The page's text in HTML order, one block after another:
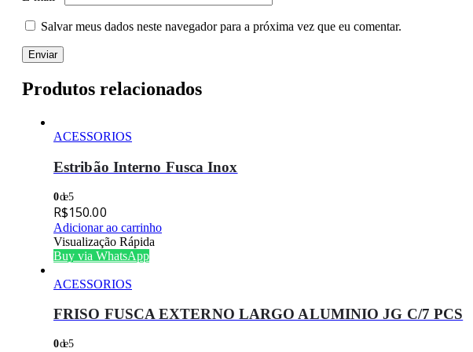
Salvar meus dados neste navegador para a próxima vez que eu comentar.
Produtos relacionados
ACESSORIOS
Estribão Interno Fusca Inox
0de 5
R$150.00
Adicionar ao carrinho
Visualização Rápida
Buy via WhatsApp
ACESSORIOS
FRISO FUSCA EXTERNO LARGO ALUMINIO JG C/7 PCS
0de 5